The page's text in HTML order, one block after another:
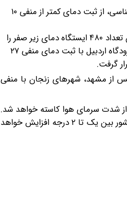
به گزارش شبکه شرق، رئیس مرکز ملی پیش‌بینی و مدیریت بحران مخاطرات وضع هوای سازمان هواشناسی، از ثبت دمای کمتر از منفی ۱۰
به گزارش وزارت راه و شهرسازی، «صادق ضیائیان» افزود: ۶۷۵ ایستگاه هواشناسی در کشور داریم، از این تعداد ۴۸۰ ایستگاه دمای زیر صفر را
وی گفت: دیروز (یکشنبه، ۲۵ آذر) فرودگاه اردبیل با ثبت دمای منفی ۲۷
درجه سردترین مرکز بوده است. پس از مشهد، شهرهای زنجان با منفی
تا پنج درجه پیش‌بینی می‌شود که از شدت سرمای هوا کاسته خواهد شد.
چهارشنبه دما در بیشتر مناطق کشور ثابت خواهد بود، اما طی روز پنجشنبه دمای هوا در اکثر مناطق کشور بین یک تا ۲ درجه افزایش خواهد